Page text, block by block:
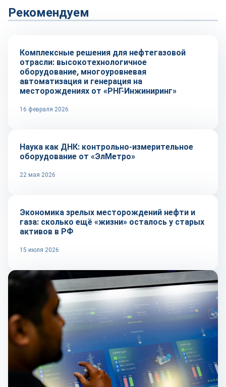
Рекомендуем
Рынок
Комплексные решения для нефтегазовой
отрасли: высокотехнологичное
оборудование, многоуровневая
автоматизация и генерация на
месторождениях от «РНГ-Инжиниринг»
16 февраля 2026
Репортаж
Наука как ДНК: контрольно-измерительное
оборудование от «ЭлМетро»
22 мая 2026
Тренды
Экономика зрелых месторождений нефти и
газа: сколько ещё «жизни» осталось у старых
активов в РФ
15 июля 2026